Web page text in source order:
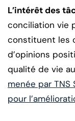
L’intérêt des
conciliation vie
constituent les
d’opinions
qualité de vie
menée par TNS
pour